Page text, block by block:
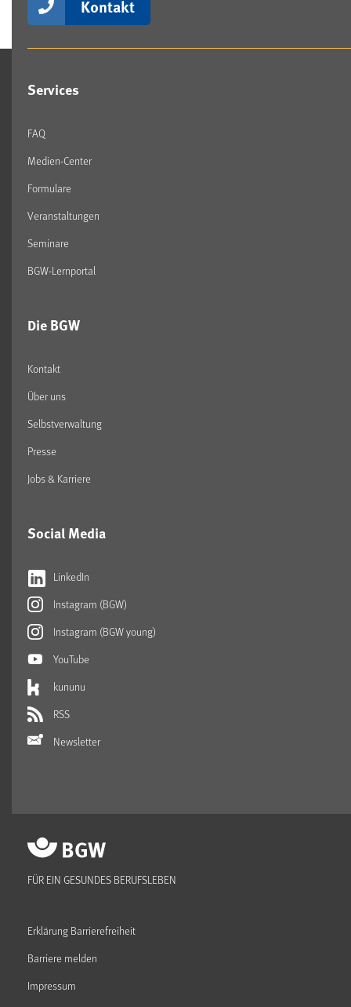
Kontakt
Services
FAQ
Medien-Center
Formulare
Veranstaltungen
Seminare
BGW-Lernportal
Die BGW
Kontakt
Über uns
Selbstverwaltung
Presse
Jobs & Karriere
Social Media
LinkedIn
Instagram (BGW)
Instagram (BGW young)
YouTube
kununu
RSS
Newsletter
FÜR EIN GESUNDES BERUFSLEBEN
Erklärung Barrierefreiheit
Barriere melden
Impressum